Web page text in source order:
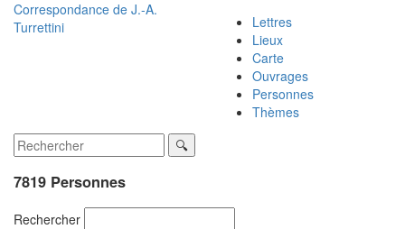
Correspondance de J.-A.
Turrettini
Lettres
Lieux
Carte
Ouvrages
Personnes
Thèmes
7819 Personnes
Rechercher